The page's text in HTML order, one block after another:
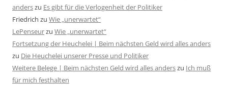
anderszu Es gibt für die Verlogenheit der Politiker
Friedrich zu Wie „unerwartet“
LePenseurzu Wie „unerwartet“
Fortsetzung der Heuchelei | Beim nächsten Geld wird alles anders
zu Die Heuchelei unserer Presse und Politiker
Weitere Belege | Beim nächsten Geld wird alles anderszu Ich muß
für mich festhalten